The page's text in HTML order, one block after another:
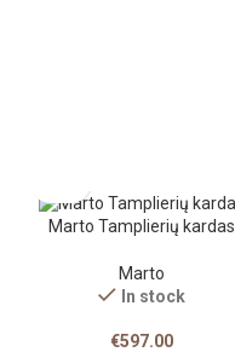
Marto Tamplierių kardas
Marto
In stock
€597.00